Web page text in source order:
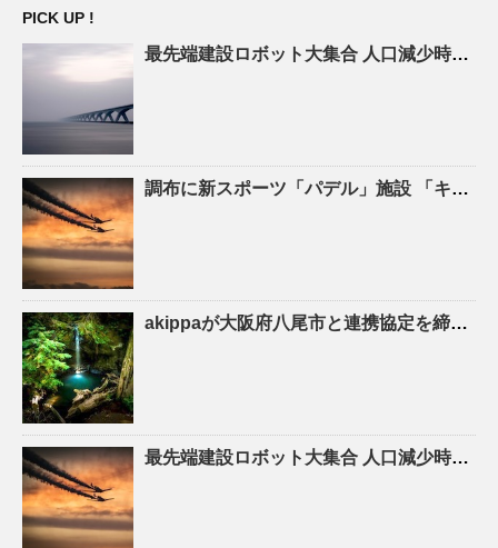
PICK UP !
最先端建設ロボット大集合 人口 減少時代の建設現場を救え! – ASCII.jp
調布に新スポーツ「パデル」施設 「キャプテン翼」高橋陽一さん手がける – 調布経済新聞
akippaが大阪府八尾市と連携協定を締結！駐車場シェアを活かしたにぎわいの創出と関係
最先端建設ロボット大集合 人口 減少時代の建設現場を救え！ – YouTube